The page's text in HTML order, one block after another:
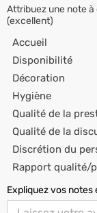
Attribuez une note
(excellent)
Accueil
Disponibilité
Décoration
Hygiène
Qualité de la
Qualité de la
Discrétion du
Rapport qualité/
Expliquez vos notes